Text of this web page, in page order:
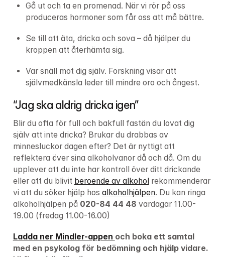
Gå ut och ta en promenad. När vi rör på oss
produceras hormoner som får oss att må bättre.
Se till att äta, dricka och sova – då hjälper du
kroppen att återhämta sig.
Var snäll mot dig själv. Forskning visar att
självmedkänsla leder till mindre oro och ångest.
“Jag ska aldrig dricka igen”
Blir du ofta för full och bakfull fastän du lovat dig
själv att inte dricka? Brukar du drabbas av
minnesluckor dagen efter? Det är nyttigt att
reflektera över sina alkoholvanor då och då. Om du
upplever att du inte har kontroll över ditt drickande
eller att du blivit beroende av alkohol rekommenderar
vi att du söker hjälp hos alkoholhjälpen. Du kan ringa
alkoholhjälpen på 020-84 44 48 vardagar 11.00-
19.00 (fredag 11.00-16.00)
Ladda ner Mindler-appen och boka ett samtal
med en psykolog för bedömning och hjälp vidare.